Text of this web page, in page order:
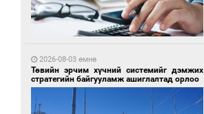
15 цагийн өмнө өмнө
Автобензин, дизель түлшний онцгой албан
татварыг тэглэлээ
2026-08-03 өмнө
Төвийн эрчим хүчний системийг дэмжих
стратегийн байгууламж ашиглалтад орлоо